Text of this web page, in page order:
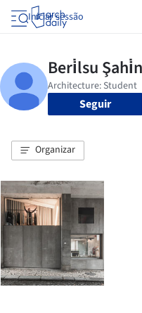
Iniciar sessão
Seguir
Organizar